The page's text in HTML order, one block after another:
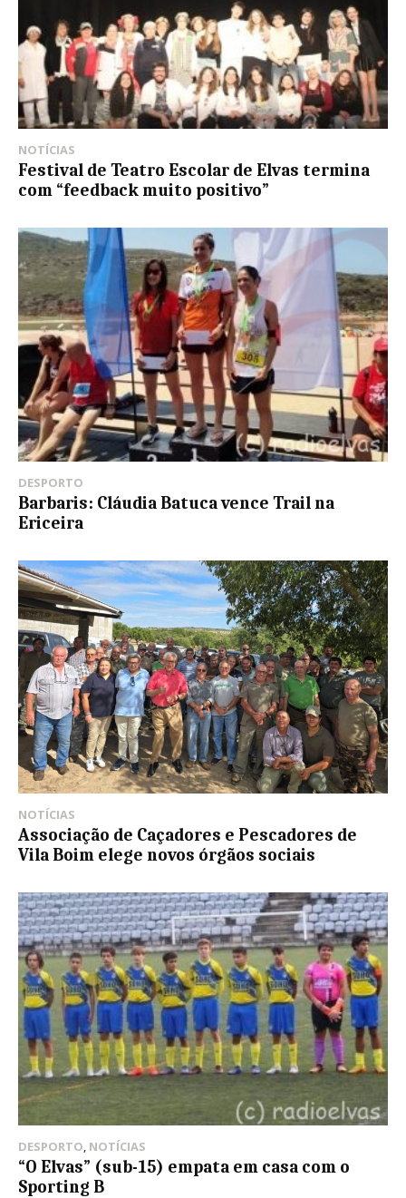
NOTÍCIAS
Festival de Teatro Escolar de Elvas termina
com “feedback muito positivo”
DESPORTO
Barbaris: Cláudia Batuca vence Trail na
Ericeira
NOTÍCIAS
Associação de Caçadores e Pescadores de
Vila Boim elege novos órgãos sociais
DESPORTO NOTÍCIAS
“O Elvas” (sub-15) empata em casa com o
Sporting B